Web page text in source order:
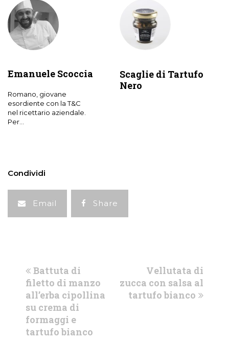
Emanuele Scoccia
Romano, giovane
esordiente con la T&C
nel ricettario aziendale.
Per...
Scaglie di Tartufo
Nero
Condividi
Email Share
previous
post:
Battuta di
filetto di manzo
all’erba cipollina
su crema di
formaggi e
tartufo bianco
next
post:
Vellutata di
zucca con salsa al
tartufo bianco